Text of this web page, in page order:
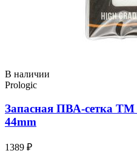
В наличии
Prologic
Запасная ПВА-сетка
44mm
1389 ₽